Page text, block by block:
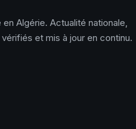
Algérie. Actualité nationale,
et mis à jour en continu.